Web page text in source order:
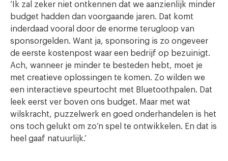
‘Ik zal zeker niet ontkennen dat we aanzienlijk minder
budget hadden dan voorgaande jaren. Dat komt
inderdaad vooral door de enorme terugloop van
sponsorgelden. Want ja, sponsoring is zo ongeveer
de eerste kostenpost waar een bedrijf op bezuinigt.
Ach, wanneer je minder te besteden hebt, moet je
met creatieve oplossingen te komen. Zo wilden we
een interactieve speurtocht met Bluetoothpalen. Dat
leek eerst ver boven ons budget. Maar met wat
wilskracht, puzzelwerk en goed onderhandelen is het
ons toch gelukt om zo’n spel te ontwikkelen. En dat is
heel gaaf natuurlijk.’